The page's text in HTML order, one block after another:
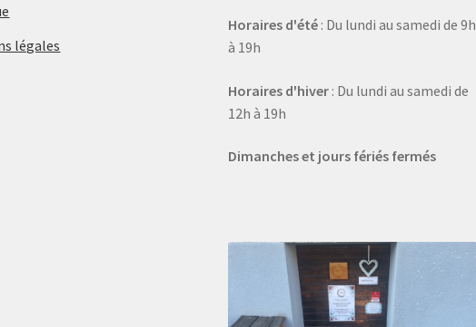
légales
Horaires d'été : Du lundi au samedi de 9h
à 19h
Horaires d'hiver : Du lundi au samedi de
12h à 19h
Dimanches et jours fériés fermés